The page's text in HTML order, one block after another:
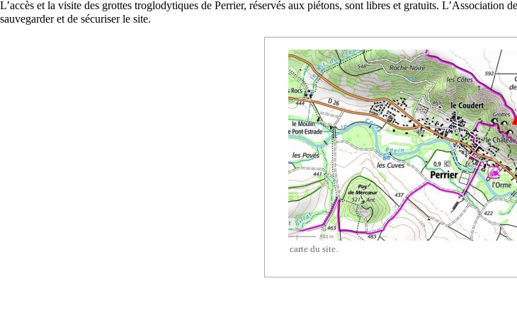
L’accès et la visite des grottes troglodytiques de Perrier, réservés aux piétons, sont libres et gratuits. L’Association
sauvegarder et de sécuriser le site.
carte du site.